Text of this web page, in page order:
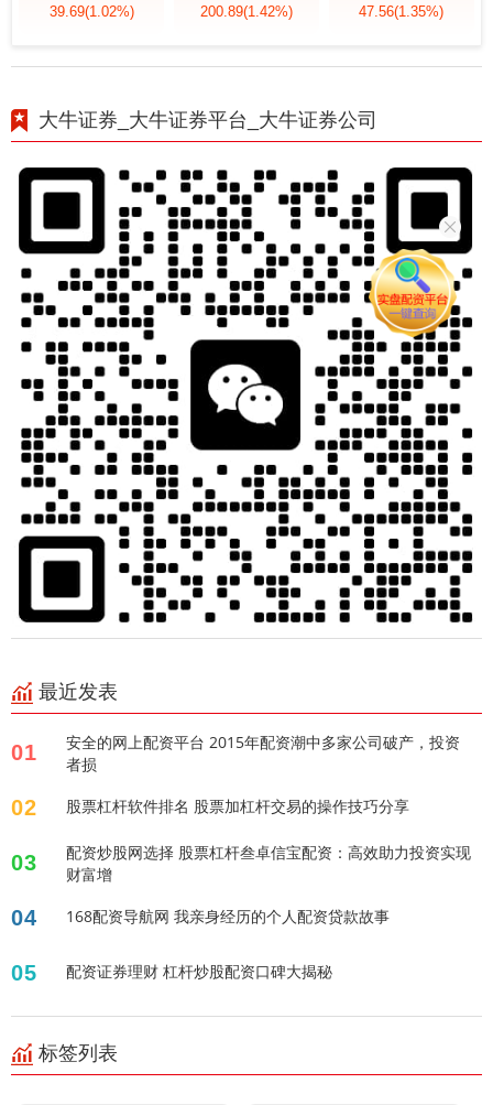
39.69(1.02%) 200.89(1.42%) 47.56(1.35%)
大牛证券_大牛证券平台_大牛证券公司
最近发表
01
安全的网上配资平台 2015年配资潮中多家公司破产，投资
者损
02 股票杠杆软件排名 股票加杠杆交易的操作技巧分享
03
配资炒股网选择 股票杠杆叁卓信宝配资：高效助力投资实现
财富增
04 168配资导航网 我亲身经历的个人配资贷款故事
05 配资证券理财 杠杆炒股配资口碑大揭秘
标签列表